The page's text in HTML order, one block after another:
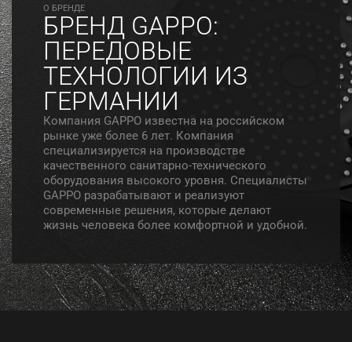
O БРЕНДЕ
БРЕНД GAPPO:
ПЕРЕДОВЫЕ
ТЕХНОЛОГИИ ИЗ
ГЕРМАНИИ
Компания GAPPO известна на российском
рынке уже более 6 лет. Компания
специализируется на производстве
качественного санитарно-технического
оборудования высокого уровня. Специалисты
GAPPO разрабатывают и реализуют
современные решения, которые делают
жизнь человека более комфортной и удобной.